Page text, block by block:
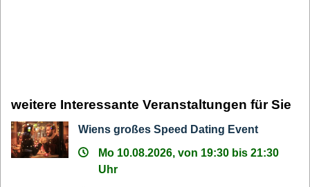
weitere Interessante Veranstaltungen für Sie
Wiens großes Speed Dating Event
Mo 10.08.2026, von 19:30 bis 21:30
Uhr